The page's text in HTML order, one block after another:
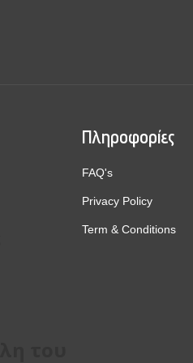
Πληροφορίες
FAQ's
Privacy Policy
Term & Conditions